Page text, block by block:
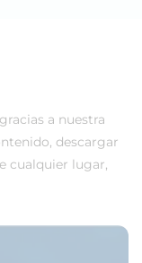
a nuestra
descargar
cualquier lugar,